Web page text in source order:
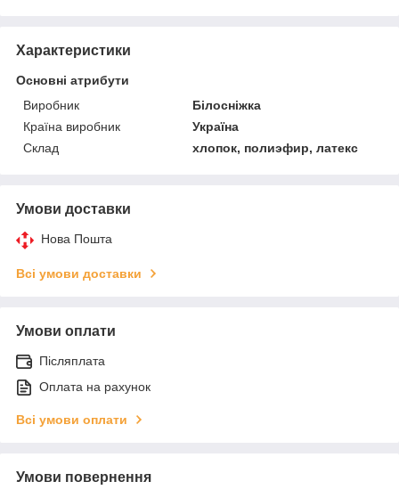
Характеристики
Основні атрибути
Виробник
Білосніжка
Країна виробник
Україна
Склад
хлопок, полиэфир, латекс
Умови доставки
Нова Пошта
Всі умови доставки
Умови оплати
Післяплата
Оплата на рахунок
Всі умови оплати
Умови повернення